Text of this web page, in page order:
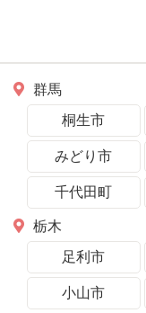
群馬
桐生市
みどり市
千代田町
栃木
足利市
小山市